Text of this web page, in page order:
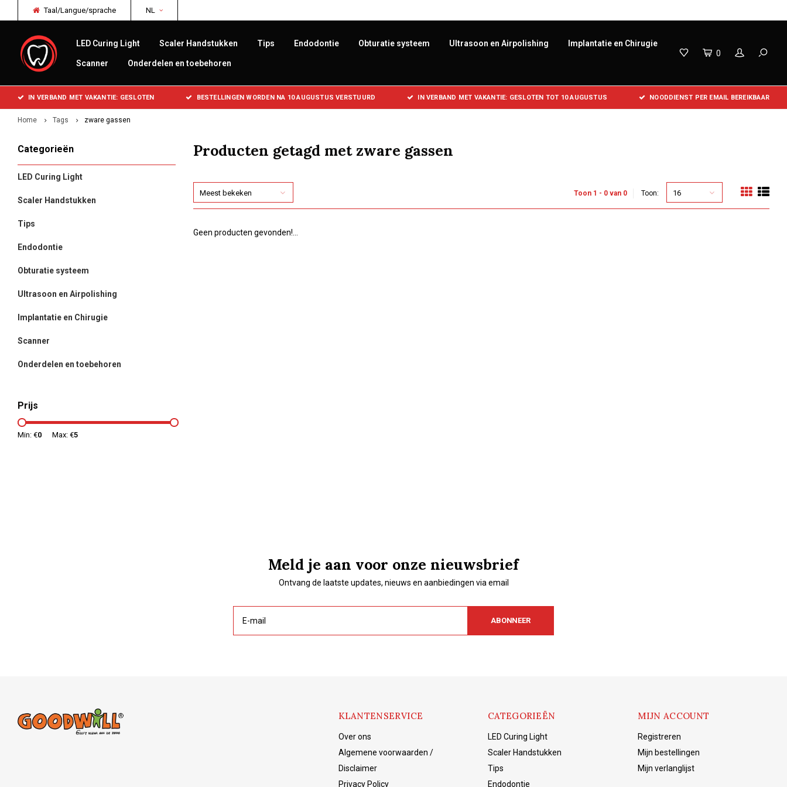
Taal/Langue/sprache NL
LED Curing Light Scaler Handstukken Tips Endodontie Obturatie systeem Ultrasoon en Airpolishing Implantatie en Chirugie
Scanner Onderdelen en toebehoren
0
IN VERBAND MET VAKANTIE: GESLOTEN BESTELLINGEN WORDEN NA 10 AUGUSTUS VERSTUURD IN VERBAND MET VAKANTIE: GESLOTEN TOT 10 AUGUSTUS NOODDIENST PER EMAIL BEREIKBAAR
Home Tags zware gassen
Categorieën
LED Curing Light
Scaler Handstukken
Tips
Endodontie
Obturatie systeem
Ultrasoon en Airpolishing
Implantatie en Chirugie
Scanner
Onderdelen en toebehoren
Prijs
Min: €0 Max: €5
Producten getagd met zware gassen
Meest bekeken Toon 1 - 0 van 0 Toon: 16
Geen producten gevonden!...
Meld je aan voor onze nieuwsbrief
Ontvang de laatste updates, nieuws en aanbiedingen via email
ABONNEER
KLANTENSERVICE
Over ons
Algemene voorwaarden /
Disclaimer
Privacy Policy
CATEGORIEËN
LED Curing Light
Scaler Handstukken
Tips
Endodontie
MIJN ACCOUNT
Registreren
Mijn bestellingen
Mijn verlanglijst